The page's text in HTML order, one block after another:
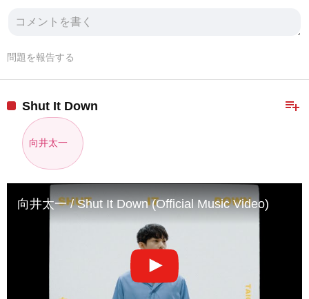
問題を報告する
playlist_add
Shut It Down
向井太一
向井太一 / Shut It Down (Official Music Video)